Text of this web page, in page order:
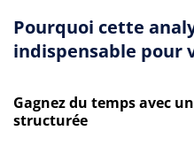
Pourquoi cette
indispensable pour
Gagnez du temps avec
structurée